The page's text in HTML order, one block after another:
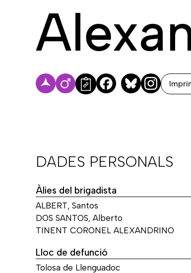
FacebookBluesky
DADES PERSONALS
Àlies del brigadista
ALBERT, Santos
DOS SANTOS, Alberto
TINENT CORONEL ALEXANDRINO
Lloc de defunció
Tolosa de Llenguadoc